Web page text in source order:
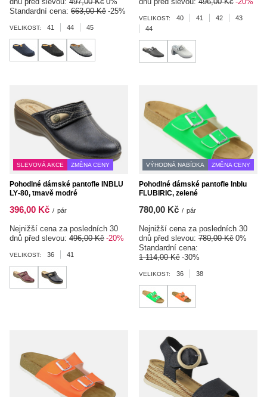
Standardní cena: 663,00 Kč -25%
VELIKOST: 41 44 45
VELIKOST: 40 41 42
43
44
SLEVOVÁ AKCE ZMĚNA CENY
Pohodlné dámské pantofle INBLU
LY‑80, tmavě modré
396,00 Kč / pár
Nejnižší cena za posledních 30
dnů před slevou: 496,00 Kč -20%
VELIKOST: 36 41
VÝHODNÁ NABÍDKA ZMĚNA CENY
Pohodlné dámské pantofle Inblu
FLUBIRIC, zelené
780,00 Kč / pár
Nejnižší cena za posledních 30
dnů před slevou: 780,00 Kč 0%
Standardní cena:
1 114,00 Kč -30%
VELIKOST: 36 38